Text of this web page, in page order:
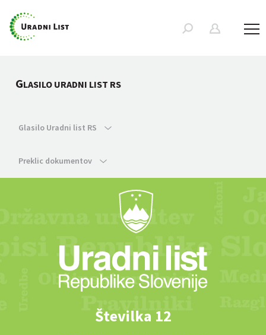
GLASILO URADNI LIST RS
Glasilo Uradni list RS
Preklic dokumentov
Številka 12